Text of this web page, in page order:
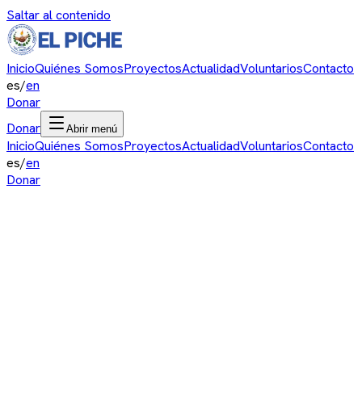
Saltar al contenido
InicioQuiénes SomosProyectosActualidadVoluntariosContacto
es/en
Donar
Donar
Abrir menú
InicioQuiénes SomosProyectosActualidadVoluntariosContacto
es/en
Donar